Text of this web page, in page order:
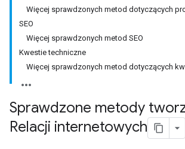
Więcej sprawdzonych metod dotyczących
SEO
Więcej sprawdzonych metod SEO
Kwestie techniczne
Więcej sprawdzonych metod dotyczących
Sprawdzone metody
Relacji internetowych